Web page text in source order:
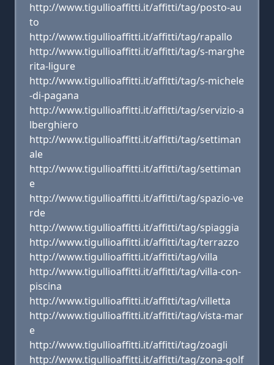
http://www.tigullioaffitti.it/affitti/tag/posto-au
to
http://www.tigullioaffitti.it/affitti/tag/rapallo
http://www.tigullioaffitti.it/affitti/tag/s-marghe
rita-ligure
http://www.tigullioaffitti.it/affitti/tag/s-michele
-di-pagana
http://www.tigullioaffitti.it/affitti/tag/servizio-a
lberghiero
http://www.tigullioaffitti.it/affitti/tag/settiman
ale
http://www.tigullioaffitti.it/affitti/tag/settiman
e
http://www.tigullioaffitti.it/affitti/tag/spazio-ve
rde
http://www.tigullioaffitti.it/affitti/tag/spiaggia
http://www.tigullioaffitti.it/affitti/tag/terrazzo
http://www.tigullioaffitti.it/affitti/tag/villa
http://www.tigullioaffitti.it/affitti/tag/villa-con-
piscina
http://www.tigullioaffitti.it/affitti/tag/villetta
http://www.tigullioaffitti.it/affitti/tag/vista-mar
e
http://www.tigullioaffitti.it/affitti/tag/zoagli
http://www.tigullioaffitti.it/affitti/tag/zona-golf